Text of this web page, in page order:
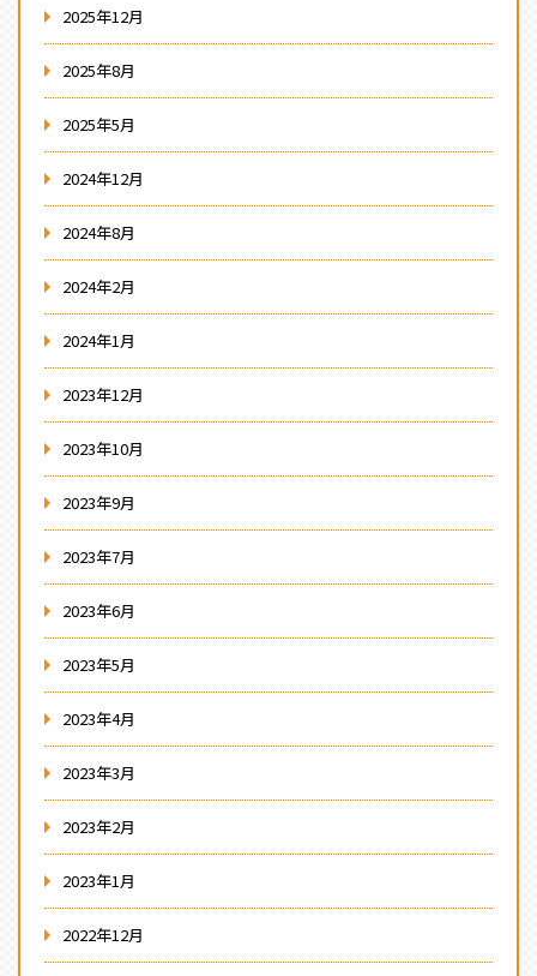
2025年12月
2025年8月
2025年5月
2024年12月
2024年8月
2024年2月
2024年1月
2023年12月
2023年10月
2023年9月
2023年7月
2023年6月
2023年5月
2023年4月
2023年3月
2023年2月
2023年1月
2022年12月